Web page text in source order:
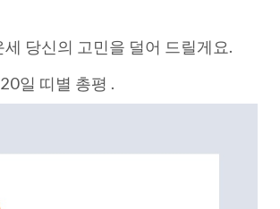
당신의 고민을 덜어 드릴게요.
일 띠별 총평 .